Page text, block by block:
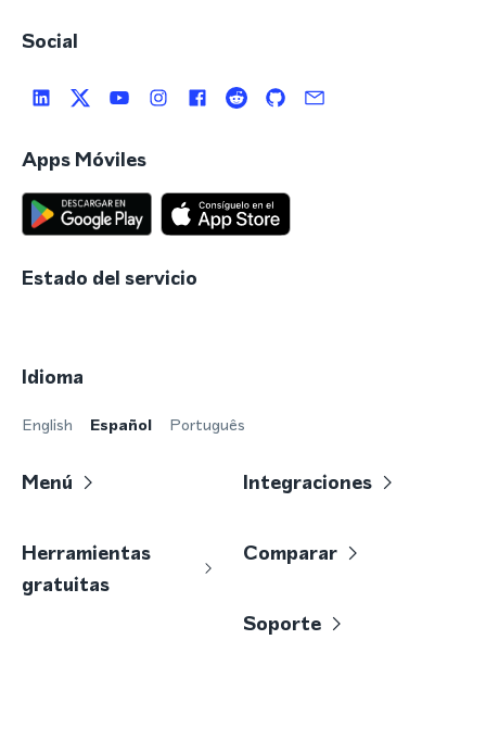
Social
Apps Móviles
Estado del servicio
Idioma
English Español Português
Menú Integraciones
Herramientas
gratuitas
Comparar
Soporte